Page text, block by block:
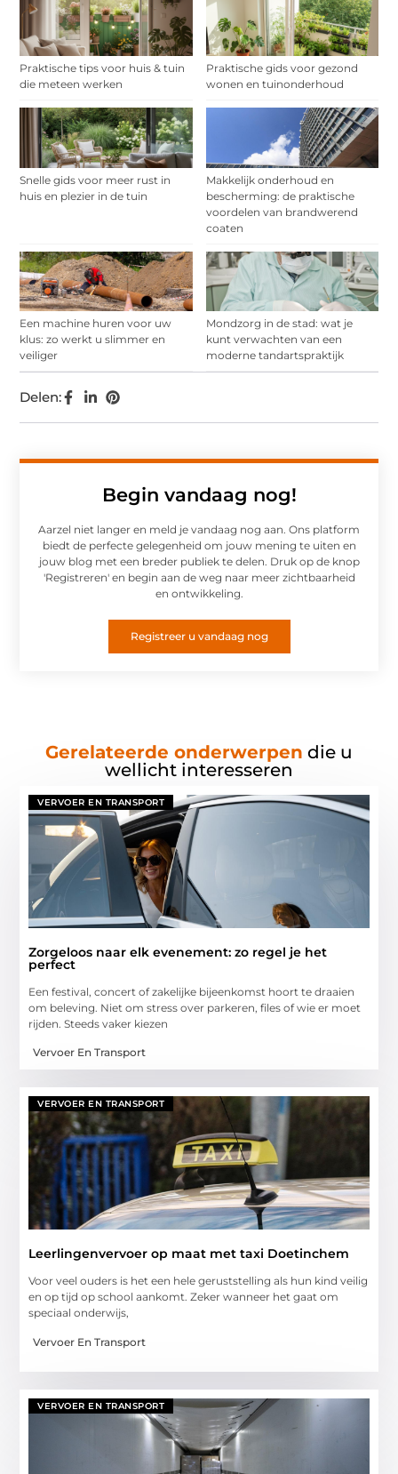
Praktische tips voor huis & tuin
die meteen werken
Praktische gids voor gezond
wonen en tuinonderhoud
Snelle gids voor meer rust in
huis en plezier in de tuin
Makkelijk onderhoud en
bescherming: de praktische
voordelen van brandwerend
coaten
Een machine huren voor uw
klus: zo werkt u slimmer en
veiliger
Mondzorg in de stad: wat je
kunt verwachten van een
moderne tandartspraktijk
Begin vandaag nog!
Aarzel niet langer en meld je vandaag nog aan. Ons platform
biedt de perfecte gelegenheid om jouw mening te uiten en
jouw blog met een breder publiek te delen. Druk op de knop
'Registreren' en begin aan de weg naar meer zichtbaarheid
en ontwikkeling.
Registreer u vandaag nog
Delen:
Gerelateerde onderwerpen die u
wellicht interesseren
VERVOER EN TRANSPORT
Zorgeloos naar elk evenement: zo regel je het
perfect
Een festival, concert of zakelijke bijeenkomst hoort te draaien
om beleving. Niet om stress over parkeren, files of wie er moet
rijden. Steeds vaker kiezen
Vervoer En Transport
VERVOER EN TRANSPORT
Leerlingenvervoer op maat met taxi Doetinchem
Voor veel ouders is het een hele geruststelling als hun kind veilig
en op tijd op school aankomt. Zeker wanneer het gaat om
speciaal onderwijs,
Vervoer En Transport
VERVOER EN TRANSPORT